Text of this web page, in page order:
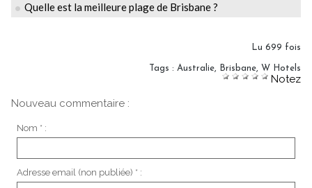
Quelle est la meilleure plage de Brisbane ?
Lu 699 fois
Tags : Australie, Brisbane, W Hotels
Notez
Nouveau commentaire :
Nom * :
Adresse email (non publiée) * :